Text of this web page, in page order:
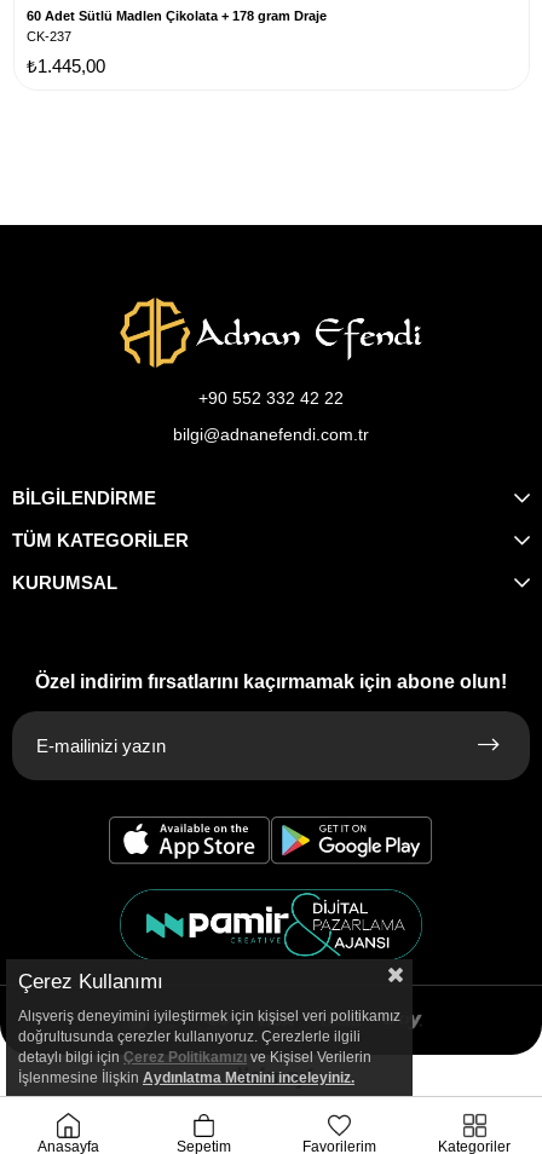
60 Adet Sütlü Madlen Çikolata + 178 gram Draje
CK-237
₺1.445,00
+90 552 332 42 22
bilgi@adnanefendi.com.tr
BİLGİLENDİRME
TÜM KATEGORİLER
KURUMSAL
Özel indirim fırsatlarını kaçırmamak için abone olun!
Çerez Kullanımı
Alışveriş deneyimini iyileştirmek için kişisel veri politikamız
doğrultusunda çerezler kullanıyoruz. Çerezlerle ilgili
detaylı bilgi için Çerez Politikamızı ve Kişisel Verilerin
İşlenmesine İlişkin Aydınlatma Metnini inceleyiniz.
Anasayfa Sepetim Favorilerim Kategoriler